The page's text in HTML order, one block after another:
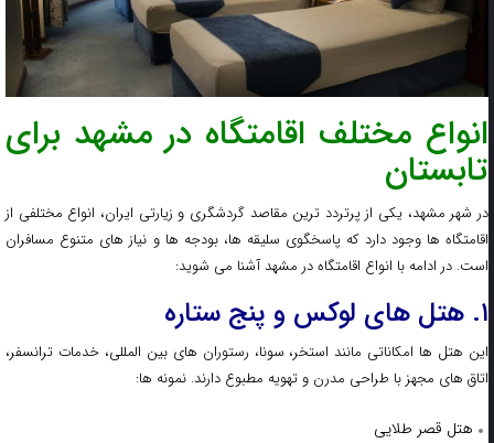
انواع مختلف اقامتگاه در مشهد برای
تابستان
در شهر مشهد، یکی از پرتردد ترین مقاصد گردشگری و زیارتی ایران، انواع مختلفی از
اقامتگاه‌ ها وجود دارد که پاسخگوی سلیقه‌ ها، بودجه‌ ها و نیاز های متنوع مسافران
است. در ادامه با انواع اقامتگاه در مشهد آشنا می‌ شوید:
۱. هتل‌ های لوکس و پنج ستاره
این هتل‌ ها امکاناتی مانند استخر، سونا، رستوران‌ های بین‌ المللی، خدمات ترانسفر،
اتاق‌ های مجهز با طراحی مدرن و تهویه مطبوع دارند. نمونه ها:
هتل قصر طلایی